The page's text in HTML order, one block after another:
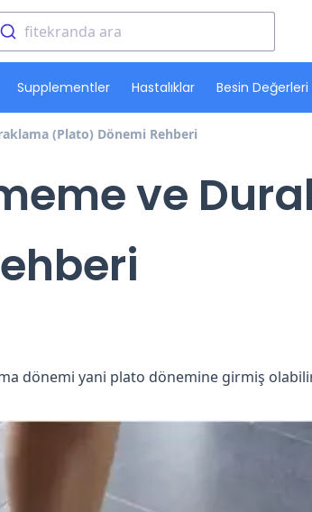
fitekranda ara
Supplementler Hastalıklar Besin Değerleri
(Plato) Dönemi Rehberi
ve
dönemi yani plato dönemine girmiş